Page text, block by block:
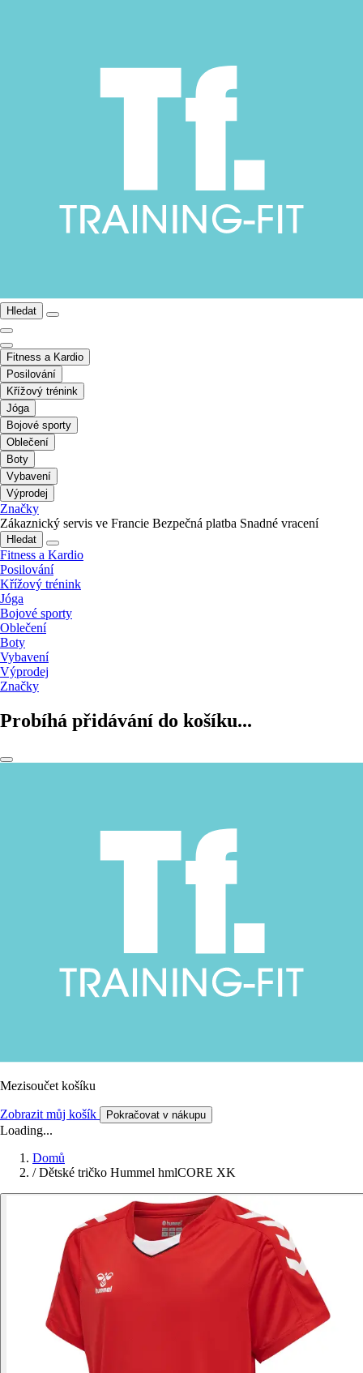
Hledat
Fitness a Kardio
Posilování
Křížový trénink
Jóga
Bojové sporty
Oblečení
Boty
Vybavení
Výprodej
Značky
Zákaznický servis ve Francie Bezpečná platba Snadné vracení
Hledat
Fitness a Kardio
Posilování
Křížový trénink
Jóga
Bojové sporty
Oblečení
Boty
Vybavení
Výprodej
Značky
Probíhá přidávání do košíku...
Mezisoučet košíku
Zobrazit můj košík Pokračovat v nákupu
Loading...
Domů
/ Dětské tričko Hummel hmlCORE XK